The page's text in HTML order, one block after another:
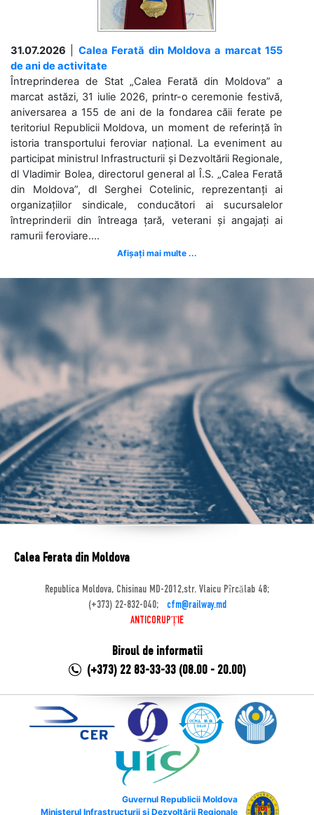
31.07.2026
Calea Ferată din Moldova a marcat 155
de ani de activitate
Întreprinderea de Stat „Calea Ferată din Moldova” a
marcat astăzi, 31 iulie 2026, printr-o ceremonie festivă,
aniversarea a 155 de ani de la fondarea căii ferate pe
teritoriul Republicii Moldova, un moment de referință în
istoria transportului feroviar național. La eveniment au
participat ministrul Infrastructurii și Dezvoltării Regionale,
dl Vladimir Bolea, directorul general al Î.S. „Calea Ferată
din Moldova”, dl Serghei Cotelinic, reprezentanți ai
organizațiilor sindicale, conducători ai sucursalelor
întreprinderii din întreaga țară, veterani și angajați ai
ramurii feroviare....
Afișați mai multe ...
Calea Ferata din Moldova
Republica Moldova, Chisinau MD-2012,str. Vlaicu Pîrcălab 48;
(+373) 22-832-040;
cfm@railway.md
ANTICORUPȚIE
Biroul de informatii
(+373) 22 83-33-33 (08.00 - 20.00)
Guvernul Republicii Moldova
Ministerul Infrastructurii și Dezvoltării Regionale